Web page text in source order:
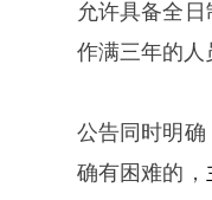
允许具备全
作满三年的人
公告同时明
确有困难的，